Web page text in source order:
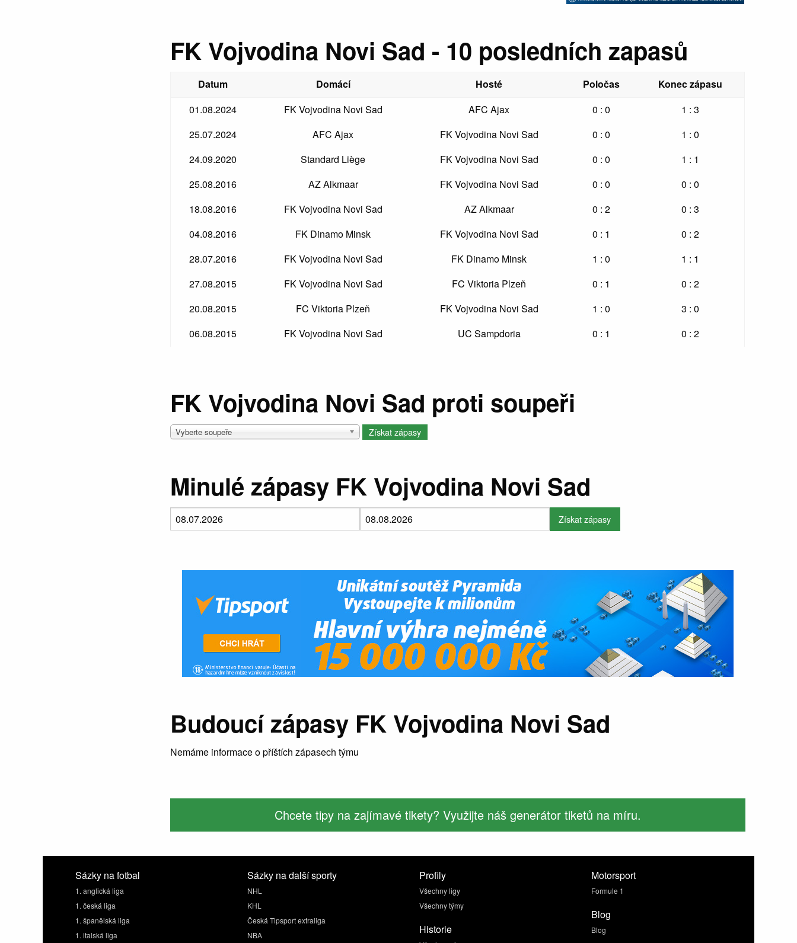
FK Vojvodina Novi Sad - 10 posledních zapasů
Datum Domácí Hosté Poločas
Konec zápasu
01.08.2024
FK Vojvodina Novi Sad AFC Ajax 0 : 0
1 : 3
25.07.2024
AFC Ajax FK Vojvodina Novi Sad 0 : 0
1 : 0
24.09.2020
Standard Liège FK Vojvodina Novi Sad 0 : 0
1 : 1
25.08.2016
AZ Alkmaar FK Vojvodina Novi Sad 0 : 0
0 : 0
18.08.2016
FK Vojvodina Novi Sad AZ Alkmaar 0 : 2
0 : 3
04.08.2016
FK Dinamo Minsk FK Vojvodina Novi Sad 0 : 1
0 : 2
28.07.2016
FK Vojvodina Novi Sad FK Dinamo Minsk 1 : 0
1 : 1
27.08.2015
FK Vojvodina Novi Sad FC Viktoria Plzeň 0 : 1
0 : 2
20.08.2015
FC Viktoria Plzeň FK Vojvodina Novi Sad 1 : 0
3 : 0
06.08.2015
FK Vojvodina Novi Sad UC Sampdoria 0 : 1 0 : 2
FK Vojvodina Novi Sad proti soupeři
Vyberte soupeře
Minulé zápasy FK Vojvodina Novi Sad
Budoucí zápasy FK Vojvodina Novi Sad
Nemáme informace o příštích zápasech týmu
Chcete tipy na zajímavé tikety? Využijte náš generátor tiketů na míru.
Sázky na fotbal
1. anglická liga
1. česká liga
1. španělská liga
1. italská liga
Sázky na další sporty
NHL
KHL
Česká Tipsport extraliga
NBA
Profily
Všechny ligy
Všechny týmy
Historie
Motorsport
Formule 1
Blog
Blog